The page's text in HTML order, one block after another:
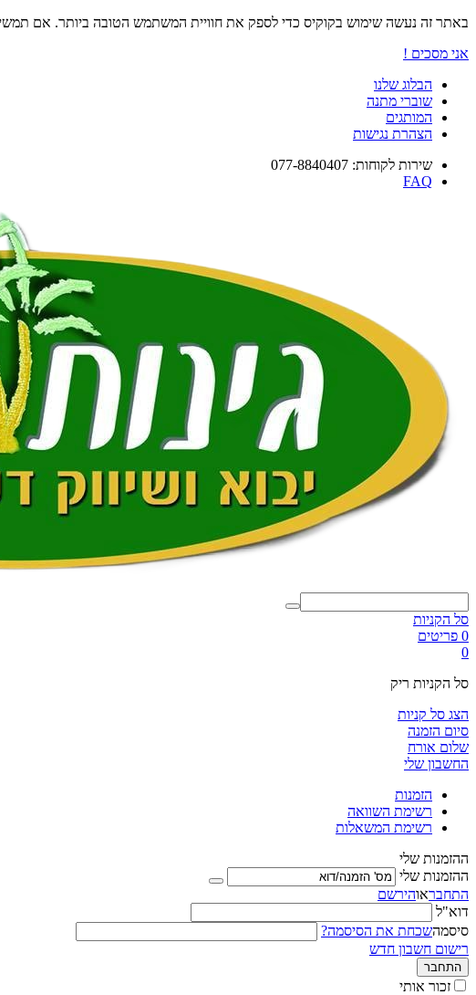
באתר זה נעשה שימוש בקוקיס כדי לספק את חוויית המשתמש הטובה ביותר. אם
אני מסכים !
הבלוג שלנו
שוברי מתנה
המותגים
הצהרת נגישות
שירות לקוחות: 077-8840407
FAQ
סל הקניות
0 פריטים
0
סל הקניות ריק
הצג סל קניות
סיום הזמנה
שלום אורח
החשבון שלי
הזמנות
רשימת השוואה
רשימת המשאלות
ההזמנות שלי
ההזמנות שלי
התחבראוהירשם
דוא"ל
סיסמהשכחת את הסיסמה?
רישום חשבון חדש
התחבר
זכור אותי